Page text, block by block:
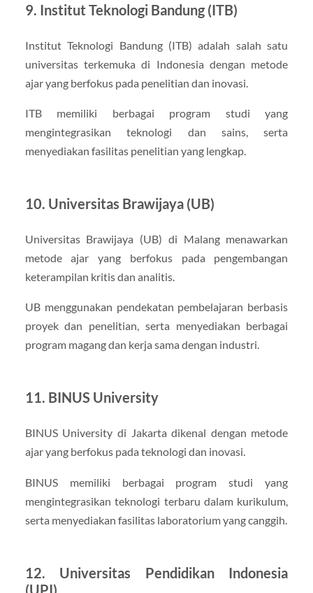
9. Institut Teknologi Bandung (ITB)
Institut Teknologi Bandung (ITB) adalah salah satu
universitas terkemuka di Indonesia dengan metode
ajar yang berfokus pada penelitian dan inovasi.
ITB memiliki berbagai program studi yang
mengintegrasikan teknologi dan sains, serta
menyediakan fasilitas penelitian yang lengkap.
10. Universitas Brawijaya (UB)
Universitas Brawijaya (UB) di Malang menawarkan
metode ajar yang berfokus pada pengembangan
keterampilan kritis dan analitis.
UB menggunakan pendekatan pembelajaran berbasis
proyek dan penelitian, serta menyediakan berbagai
program magang dan kerja sama dengan industri.
11. BINUS University
BINUS University di Jakarta dikenal dengan metode
ajar yang berfokus pada teknologi dan inovasi.
BINUS memiliki berbagai program studi yang
mengintegrasikan teknologi terbaru dalam kurikulum,
serta menyediakan fasilitas laboratorium yang canggih.
12. Universitas Pendidikan Indonesia
(UPI)